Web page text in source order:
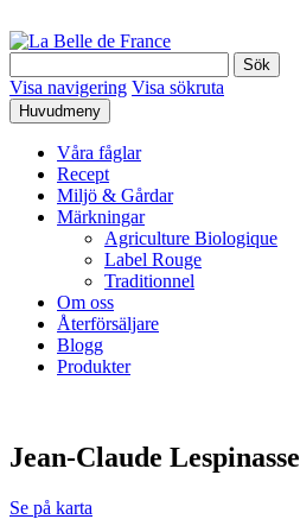
Hoppa
innehåll
Belle
de
France
efter:
Visa navigering Visa sökruta
Huvudmeny
Våra fåglar
Recept
Miljö & Gårdar
Märkningar
Agriculture Biologique
Label Rouge
Traditionnel
Om oss
Återförsäljare
Blogg
Produkter
Jean-Claude Lespinasse
Se på karta